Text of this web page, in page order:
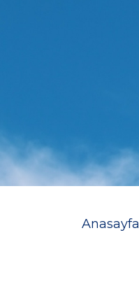
Anasayfa